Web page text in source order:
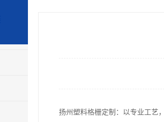
扬州塑料格栅定制：以专业工艺